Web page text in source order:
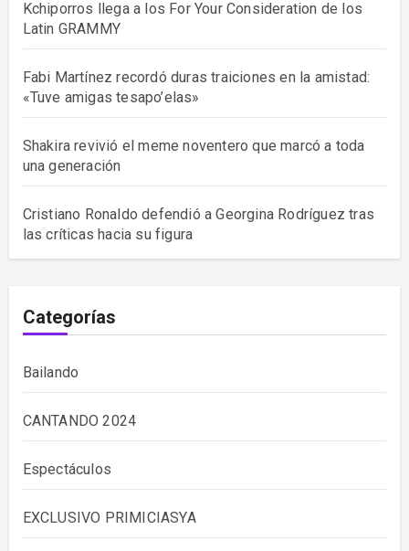
Kchiporros llega a los For Your Consideration de los
Latin GRAMMY
Fabi Martínez recordó duras traiciones en la amistad:
«Tuve amigas tesapo’elas»
Shakira revivió el meme noventero que marcó a toda
una generación
Cristiano Ronaldo defendió a Georgina Rodríguez tras
las críticas hacia su figura
Categorías
Bailando
CANTANDO 2024
Espectáculos
EXCLUSIVO PRIMICIASYA